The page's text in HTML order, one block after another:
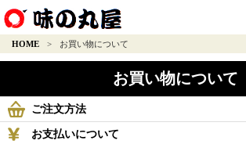
HOME > お買い物について
お買い物について
ご注文方法
お支払いについて